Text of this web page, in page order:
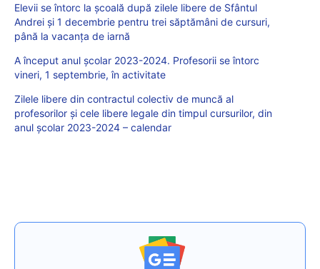
Elevii se întorc la școală după zilele libere de Sfântul
Andrei și 1 decembrie pentru trei săptămâni de cursuri,
până la vacanța de iarnă
A început anul școlar 2023-2024. Profesorii se întorc
vineri, 1 septembrie, în activitate
Zilele libere din contractul colectiv de muncă al
profesorilor și cele libere legale din timpul cursurilor, din
anul școlar 2023-2024 – calendar